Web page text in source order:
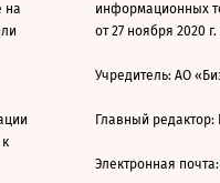
на
информационных
от 27 ноября 2020
Учредитель: АО
Главный
Электронная почта: